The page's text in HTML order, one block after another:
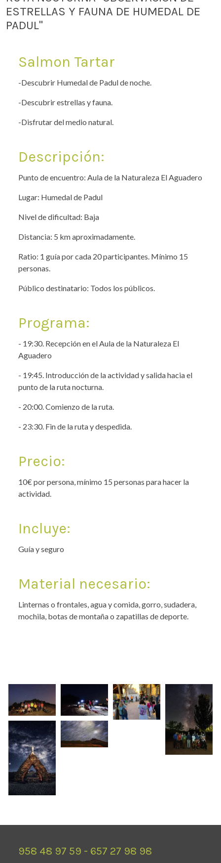
ESTRELLAS Y FAUNA DE HUMEDAL DE
PADUL"
Salmon Tartar
-Descubrir Humedal de Padul de noche.
-Descubrir estrellas y fauna.
-Disfrutar del medio natural.
Descripción:
Punto de encuentro: Aula de la Naturaleza El Aguadero
Lugar: Humedal de Padul
Nivel de dificultad: Baja
Distancia: 5 km aproximadamente.
Ratio: 1 guía por cada 20 participantes. Mínimo 15
personas.
Público destinatario: Todos los públicos.
Programa:
- 19:30. Recepción en el Aula de la Naturaleza El
Aguadero
- 19:45. Introducción de la actividad y salida hacia el
punto de la ruta nocturna.
- 20:00. Comienzo de la ruta.
- 23:30. Fin de la ruta y despedida.
Precio:
10€ por persona, mínimo 15 personas para hacer la
actividad.
Incluye:
Guía y seguro
Material necesario:
Linternas o frontales, agua y comida, gorro, sudadera,
mochila, botas de montaña o zapatillas de deporte.
958 48 97 59 - 657 27 98 98